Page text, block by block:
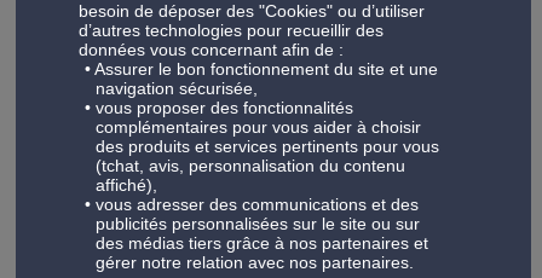
peut être ajouté à MonEntretien. Pour les
véhicules plus agés, nous travaillons avec des
forfaits d'entretien comprenant la vidange, le
changement de filtres (huile, carburant, air... si
nécessaire) ainsi de nombreux points de
contrôle pour vous assurer de reprendre la
route sereinement.
voiture, faites confiance à Auto5 pour s'assurer
de son bon fonctionnement. Nous travaillons
avec différents forfaits à partir pour la recharge
en gaz, l'entretien complet ainsi que des
traitements anti-odeurs. Nous offrons ces
services pour les véhicules dotés de l'ancien
gaz airco (R134a), interdit après 2017, et le
nouveau gaz (R1234YF) introduit sur certains
véhicules dès 2013.
Voir plus
Check-up
Nos forfaits check-up visent à vérifier tous les
composants importants du véhicule afin que
besoin de déposer des "Cookies" ou d’utiliser
d’autres technologies pour recueillir des
données vous concernant afin de :
Assurer le bon fonctionnement du site et une
navigation sécurisée,
vous proposer des fonctionnalités
complémentaires pour vous aider à choisir
des produits et services pertinents pour vous
(tchat, avis, personnalisation du contenu
affiché),
vous adresser des communications et des
publicités personnalisées sur le site ou sur
des médias tiers grâce à nos partenaires et
gérer notre relation avec nos partenaires.